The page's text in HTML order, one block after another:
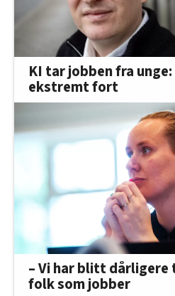
KI tar jobben fra
ekstremt fort
– Vi har blitt dårligere
folk som jobber